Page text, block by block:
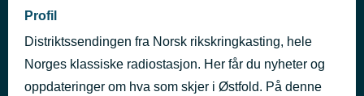
for 43 minutter siden
NRK P1 musikkmiks: Rock me baby, Johnny Nash for 47 minutter siden
Profil
Distriktssendingen fra Norsk rikskringkasting, hele
Norges klassiske radiostasjon. Her får du nyheter og
oppdateringer om hva som skjer i Østfold. På denne